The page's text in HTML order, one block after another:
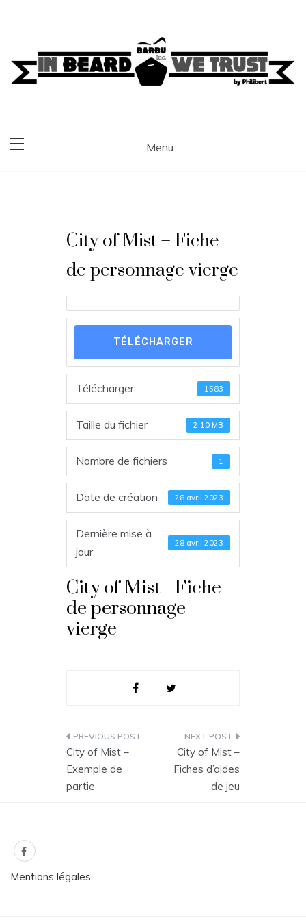
Menu
City of Mist – Fiche
de personnage vierge
TÉLÉCHARGER
Télécharger 1583
Taille du fichier 2.10 MB
Nombre de fichiers 1
Date de création 28 avril 2023
Dernière mise à
jour
28 avril 2023
City of Mist - Fiche
de personnage
vierge
Navigation
de
l’article
City of Mist –
Exemple de
partie
City of Mist –
Fiches d’aides
de jeu
Mentions légales